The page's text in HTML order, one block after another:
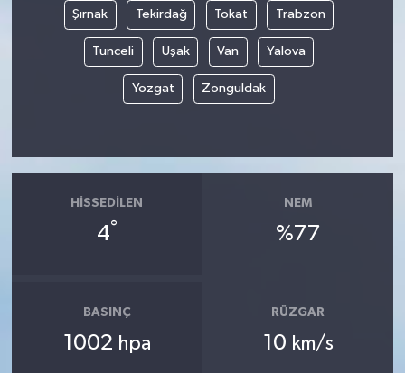
Şırnak Tekirdağ Tokat Trabzon
Tunceli Uşak Van Yalova
Yozgat Zonguldak
HISSEDILEN
4°
NEM
%77
BASINÇ
1002 hpa
RÜZGAR
10 km/s